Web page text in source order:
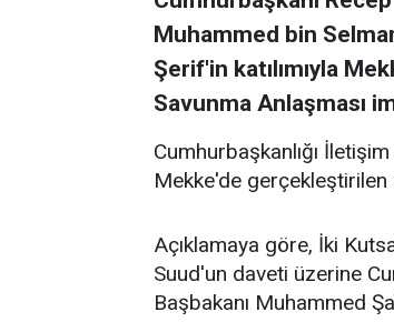
Muhammed bin
Şerif'in katılımıyla
Savunma Anlaşması
Cumhurbaşkanlığı
Mekke'de gerçekleştirilen
Açıklamaya göre, İki
Suud'un daveti üzerine
Başbakanı Muhammed